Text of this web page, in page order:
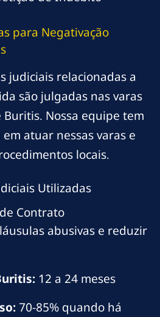
para Negativação
judiciais relacionadas a
são julgadas nas varas
Buritis. Nossa equipe tem
atuar nessas varas e
locais.
Utilizadas
Contrato
abusivas e reduzir
12 a 24 meses
70-85% quando há